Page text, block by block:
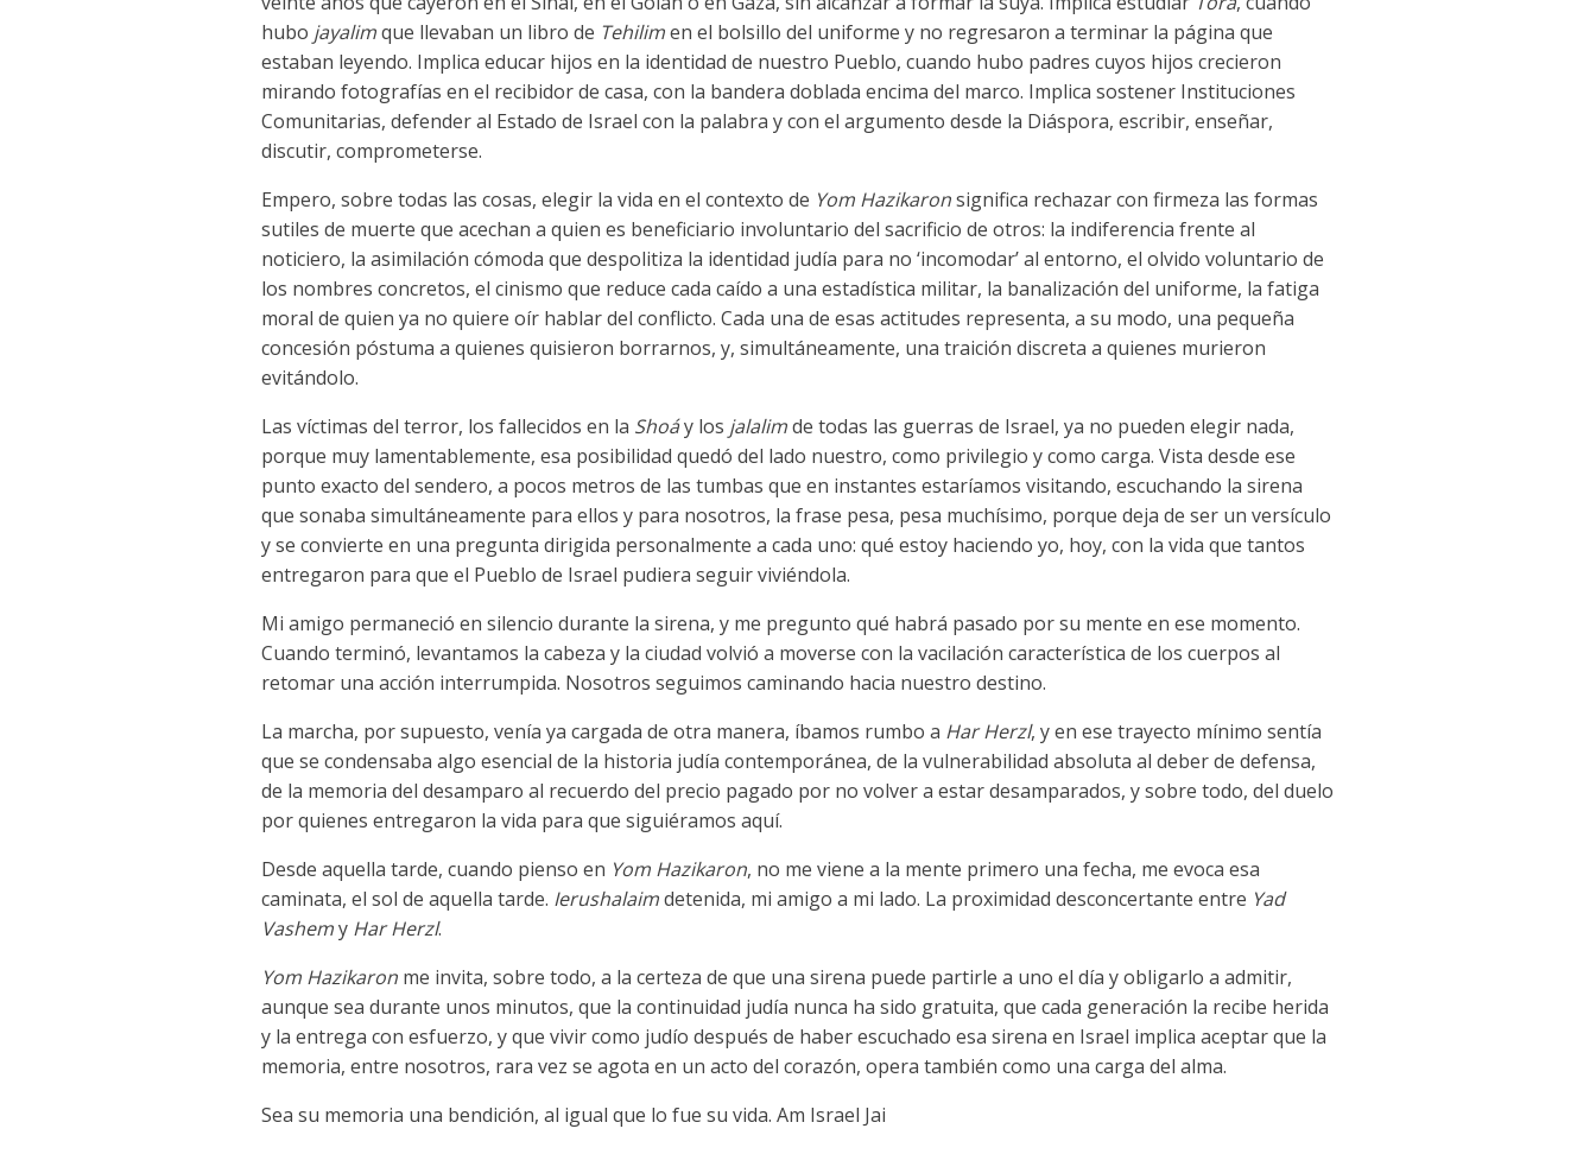
hubo jayalimque llevaban un libro de Tehilimen el bolsillo del uniforme y no regresaron a terminar la página que
estaban leyendo. Implica educar hijos en la identidad de nuestro Pueblo, cuando hubo padres cuyos hijos crecieron
mirando fotografías en el recibidor de casa, con la bandera doblada encima del marco. Implica sostener Instituciones
Comunitarias, defender al Estado de Israel con la palabra y con el argumento desde la Diáspora, escribir, enseñar,
discutir, comprometerse.
Empero, sobre todas las cosas, elegir la vida en el contexto de Yom Hazikaronsignifica rechazar con firmeza las formas
sutiles de muerte que acechan a quien es beneficiario involuntario del sacrificio de otros: la indiferencia frente al
noticiero, la asimilación cómoda que despolitiza la identidad judía para no ‘incomodar’ al entorno, el olvido voluntario de
los nombres concretos, el cinismo que reduce cada caído a una estadística militar, la banalización del uniforme, la fatiga
moral de quien ya no quiere oír hablar del conflicto. Cada una de esas actitudes representa, a su modo, una pequeña
concesión póstuma a quienes quisieron borrarnos, y, simultáneamente, una traición discreta a quienes murieron
evitándolo.
Las víctimas del terror, los fallecidos en la Shoáy los jalalimde todas las guerras de Israel, ya no pueden elegir nada,
porque muy lamentablemente, esa posibilidad quedó del lado nuestro, como privilegio y como carga. Vista desde ese
punto exacto del sendero, a pocos metros de las tumbas que en instantes estaríamos visitando, escuchando la sirena
que sonaba simultáneamente para ellos y para nosotros, la frase pesa, pesa muchísimo, porque deja de ser un versículo
y se convierte en una pregunta dirigida personalmente a cada uno: qué estoy haciendo yo, hoy, con la vida que tantos
entregaron para que el Pueblo de Israel pudiera seguir viviéndola.
Mi amigo permaneció en silencio durante la sirena, y me pregunto qué habrá pasado por su mente en ese momento.
Cuando terminó, levantamos la cabeza y la ciudad volvió a moverse con la vacilación característica de los cuerpos al
retomar una acción interrumpida. Nosotros seguimos caminando hacia nuestro destino.
La marcha, por supuesto, venía ya cargada de otra manera, íbamos rumbo a Har Herzl, y en ese trayecto mínimo sentía
que se condensaba algo esencial de la historia judía contemporánea, de la vulnerabilidad absoluta al deber de defensa,
de la memoria del desamparo al recuerdo del precio pagado por no volver a estar desamparados, y sobre todo, del duelo
por quienes entregaron la vida para que siguiéramos aquí.
Desde aquella tarde, cuando pienso en Yom Hazikaron, no me viene a la mente primero una fecha, me evoca esa
caminata, el sol de aquella tarde. Ierushalaimdetenida, mi amigo a mi lado. La proximidad desconcertante entre Yad
Vashemy Har Herzl.
Yom Hazikaron me invita, sobre todo, a la certeza de que una sirena puede partirle a uno el día y obligarlo a admitir,
aunque sea durante unos minutos, que la continuidad judía nunca ha sido gratuita, que cada generación la recibe herida
y la entrega con esfuerzo, y que vivir como judío después de haber escuchado esa sirena en Israel implica aceptar que la
memoria, entre nosotros, rara vez se agota en un acto del corazón, opera también como una carga del alma.
Sea su memoria una bendición, al igual que lo fue su vida. Am Israel Jai